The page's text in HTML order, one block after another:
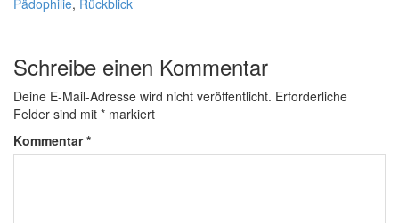
Pädophilie, Rückblick
Schreibe einen Kommentar
Deine E-Mail-Adresse wird nicht veröffentlicht. Erforderliche
Felder sind mit * markiert
Kommentar*